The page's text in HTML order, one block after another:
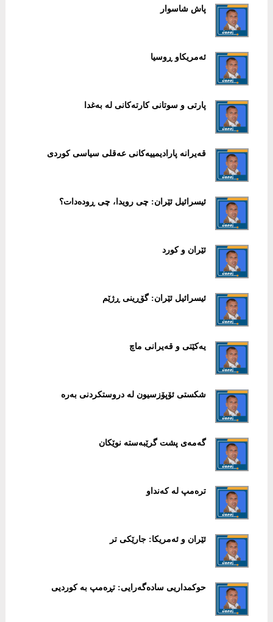
پاش شاسوار
ئەمریکاو ڕوسیا
پارتی و سوتانی کارتەکانی لە بەغدا
قەیرانە پارادیمییەکانی عەقلی سیاسی کوردی
ئیسرائیل ئێران: چی رویدا، چی ڕودەدات؟
ئێران و کورد
ئیسرائیل ئێران: گۆڕینی ڕژێم
یەکێتی و قەیرانی ماچ
شکستی ئۆپۆزسیون لە دروستکردنی بەرە
گەمەی پشت گرێبەستە نوێکان
ترەمپ لە کەنداو
ئێران و ئەمریکا: جارێکی تر
حوکمداریی سادەگەرایی: تڕەمپ بە کوردیی